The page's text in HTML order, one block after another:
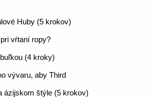
Huby (5 krokov)
vŕtaní ropy?
(4 kroky)
vývaru, aby Third
ázijskom štýle (5 krokov)